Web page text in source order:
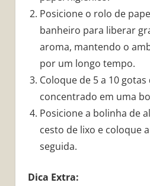
Posicione o rolo de
banheiro para liberar
aroma, mantendo o
por um longo tempo.
Coloque de 5 a 10
concentrado em uma
Posicione a bolinha de
cesto de lixo e coloque
seguida.
Dica Extra: